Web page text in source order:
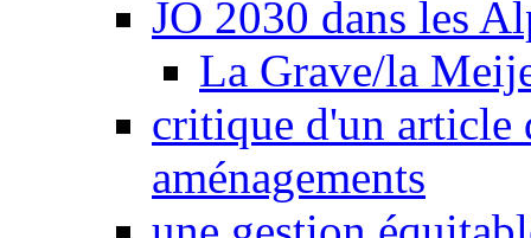
JO 2030 dans les
La Grave/la
critique d'un article
aménagements